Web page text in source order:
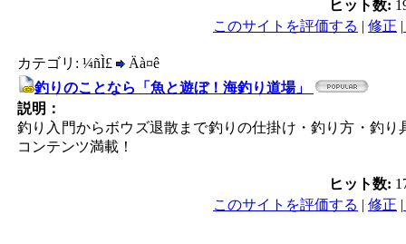
ヒット数:
このサイトを評価する | 修正 |
カテゴリ: ¼ñÌ£
Äà¤ê
釣りのことなら「魚と遊ぼ！海釣り道場」
説明：
釣り入門からボウズ退散まで釣りの仕掛け・釣り方・釣
コンテンツ満載！
ヒット数:
このサイトを評価する | 修正 |